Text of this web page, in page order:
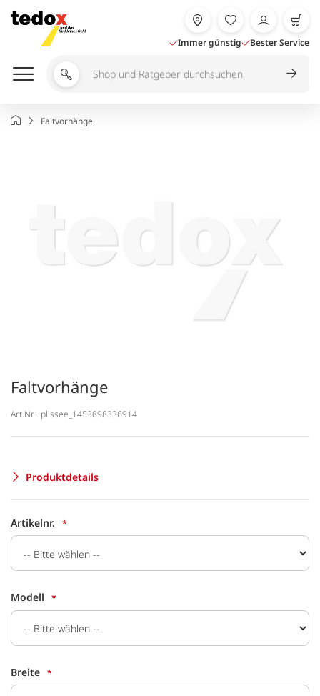
Inhalt
springen
Immer günstig Bester Service
Shop
durchsuchen
StartseiteFaltvorhänge
Faltvorhänge
Art.Nr.: plissee_1453898336914
Produktdetails
Artikelnr.
Modell
Breite